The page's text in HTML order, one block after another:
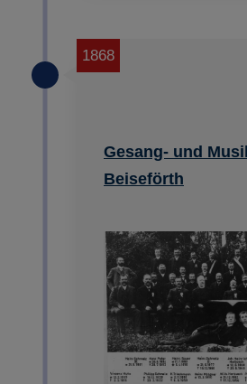
Gesang- und
Beiseförth
1868